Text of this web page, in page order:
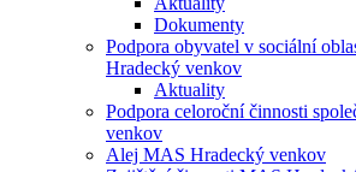
Dokumenty
Podpora obyvatel v sociální
Hradecký venkov
Aktuality
Podpora celoroční činnosti
venkov
Alej MAS Hradecký venkov